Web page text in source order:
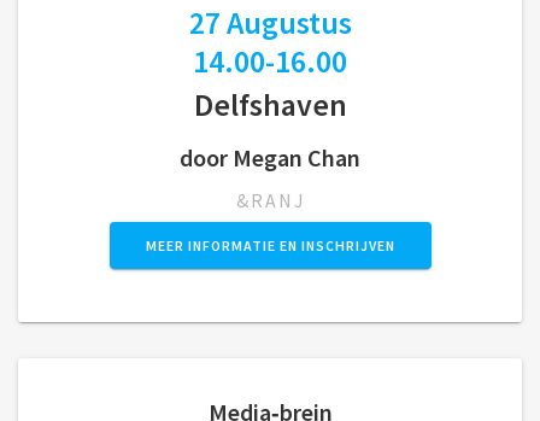
27 Augustus
14.00-16.00
Delfshaven
door Megan Chan
&RANJ
MEER INFORMATIE EN INSCHRIJVEN
Media‑brein